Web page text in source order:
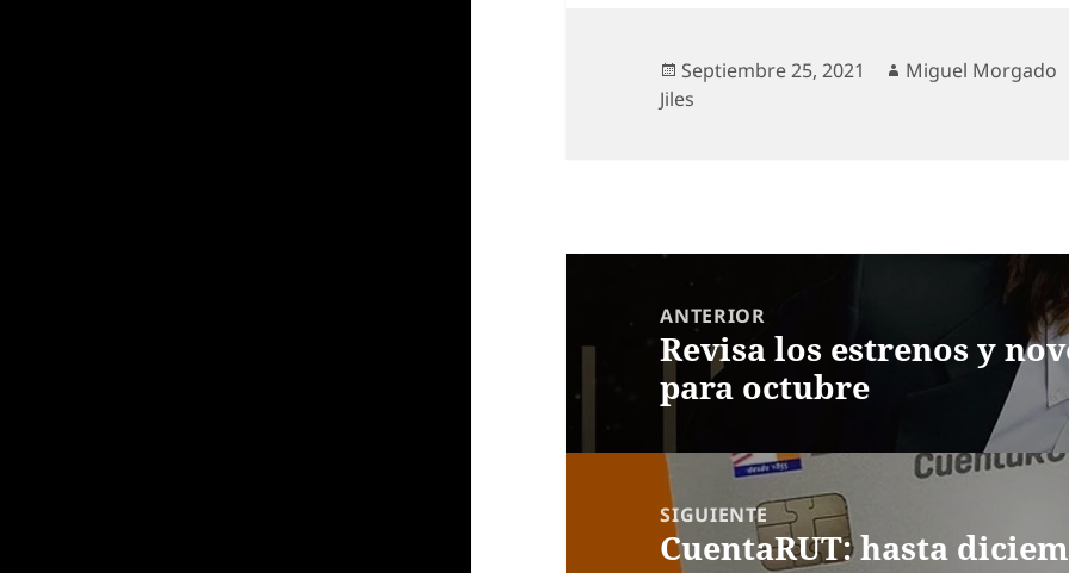
Publicado
el
Septiembre 25, 2021 Autor
Miguel Morgado
Jiles
entradas
ANTERIOR
Entrada
anterior:
Revisa los estrenos y
para octubre
SIGUIENTE
Entrada
CuentaRUT: hasta